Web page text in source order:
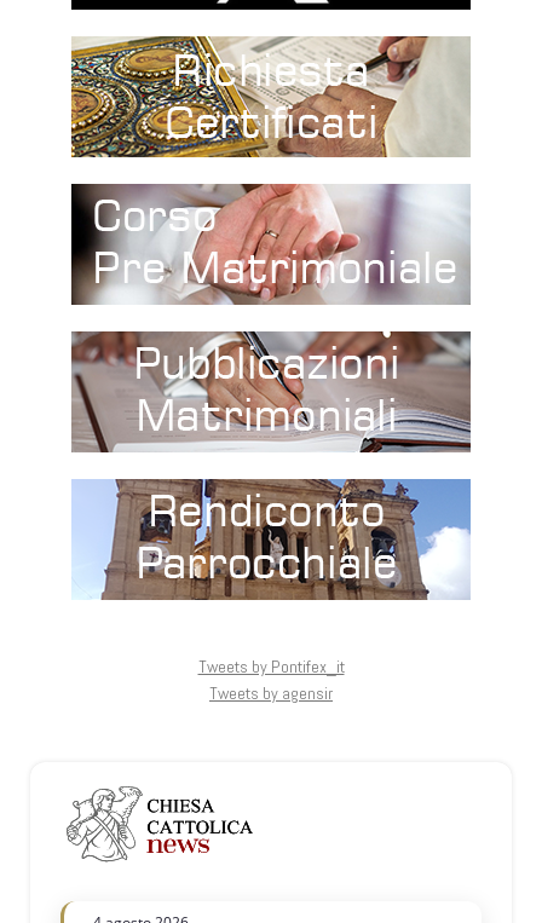
Tweets by Pontifex_it
Tweets by agensir